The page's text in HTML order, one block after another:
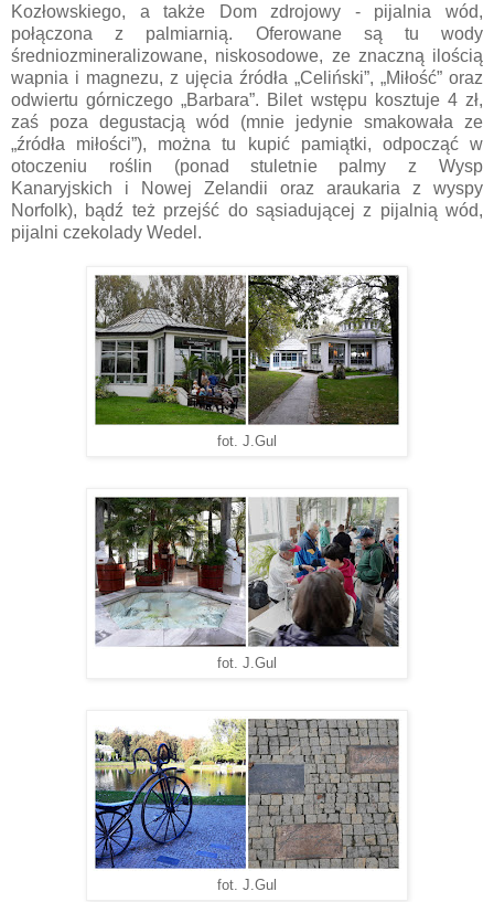
Kozłowskiego, a także Dom zdrojowy - pijalnia wód,
połączona z palmiarnią. Oferowane są tu wody
średniozmineralizowane, niskosodowe, ze znaczną ilością
wapnia i magnezu, z ujęcia źródła „Celiński”, „Miłość” oraz
odwiertu górniczego „Barbara”. Bilet wstępu kosztuje 4 zł,
zaś poza degustacją wód (mnie jedynie smakowała ze
„źródła miłości”), można tu kupić pamiątki, odpocząć w
otoczeniu roślin (ponad stuletnie palmy z Wysp
Kanaryjskich i Nowej Zelandii oraz araukaria z wyspy
Norfolk), bądź też przejść do sąsiadującej z pijalnią wód,
pijalni czekolady Wedel.
fot. J.Gul
fot. J.Gul
fot. J.Gul